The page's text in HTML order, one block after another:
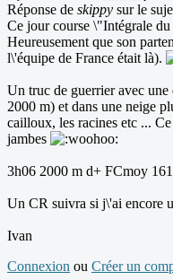
Réponse de skippy sur le
Ce jour course \"Intégrale
Heureusement que son
l\'équipe de France était là).
Un truc de guerrier avec
2000 m) et dans une neige
cailloux, les racines etc ...
jambes
3h06 2000 m d+ FCmoy
Un CR suivra si j\'ai encore
Ivan
Connexion ou Créer un